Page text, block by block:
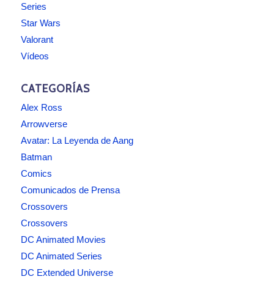
Series
Star Wars
Valorant
Vídeos
CATEGORÍAS
Alex Ross
Arrowverse
Avatar: La Leyenda de Aang
Batman
Comics
Comunicados de Prensa
Crossovers
Crossovers
DC Animated Movies
DC Animated Series
DC Extended Universe